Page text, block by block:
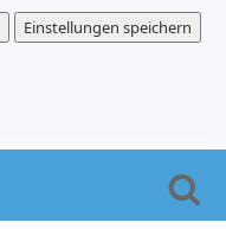
Einstellungen speichern